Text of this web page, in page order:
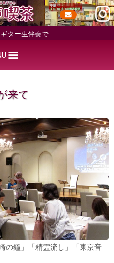
ター生伴奏で
来て
の鐘」「精霊流し」「東京音